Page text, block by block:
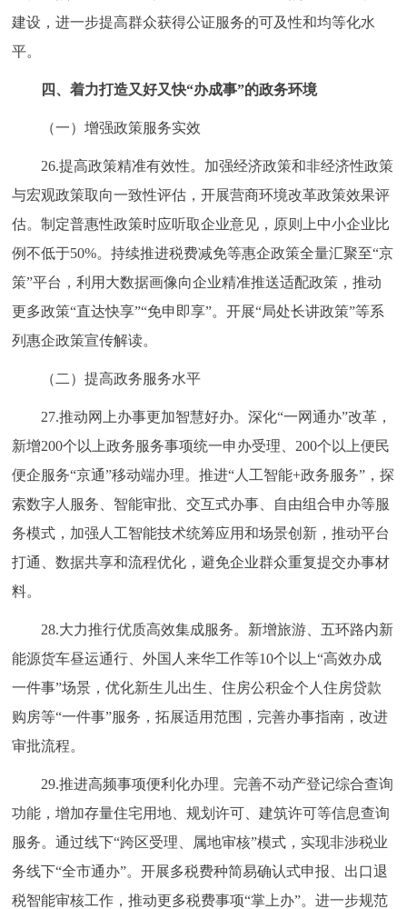
建设，进一步提高群众获得公证服务的可及性和均等化水
平。
四、着力打造又好又快“办成事”的政务环境
（一）增强政策服务实效
26.提高政策精准有效性。加强经济政策和非经济性政策
与宏观政策取向一致性评估，开展营商环境改革政策效果评
估。制定普惠性政策时应听取企业意见，原则上中小企业比
例不低于50%。持续推进税费减免等惠企政策全量汇聚至“京
策”平台，利用大数据画像向企业精准推送适配政策，推动
更多政策“直达快享”“免申即享”。开展“局处长讲政策”等系
列惠企政策宣传解读。
（二）提高政务服务水平
27.推动网上办事更加智慧好办。深化“一网通办”改革，
新增200个以上政务服务事项统一申办受理、200个以上便民
便企服务“京通”移动端办理。推进“人工智能+政务服务”，探
索数字人服务、智能审批、交互式办事、自由组合申办等服
务模式，加强人工智能技术统筹应用和场景创新，推动平台
打通、数据共享和流程优化，避免企业群众重复提交办事材
料。
28.大力推行优质高效集成服务。新增旅游、五环路内新
能源货车昼运通行、外国人来华工作等10个以上“高效办成
一件事”场景，优化新生儿出生、住房公积金个人住房贷款
购房等“一件事”服务，拓展适用范围，完善办事指南，改进
审批流程。
29.推进高频事项便利化办理。完善不动产登记综合查询
功能，增加存量住宅用地、规划许可、建筑许可等信息查询
服务。通过线下“跨区受理、属地审核”模式，实现非涉税业
务线下“全市通办”。开展多税费种简易确认式申报、出口退
税智能审核工作，推动更多税费事项“掌上办”。进一步规范